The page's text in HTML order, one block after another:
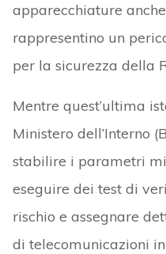
apparecchiature
rappresentino un
per la sicurezza della
Mentre quest’ultima
Ministero dell’Interno
stabilire i parametri
eseguire dei test di
rischio e assegnare
di telecomunicazioni